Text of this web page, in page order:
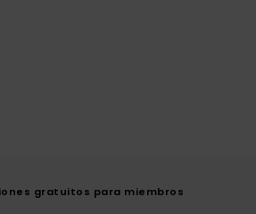
gratuitos para miembros